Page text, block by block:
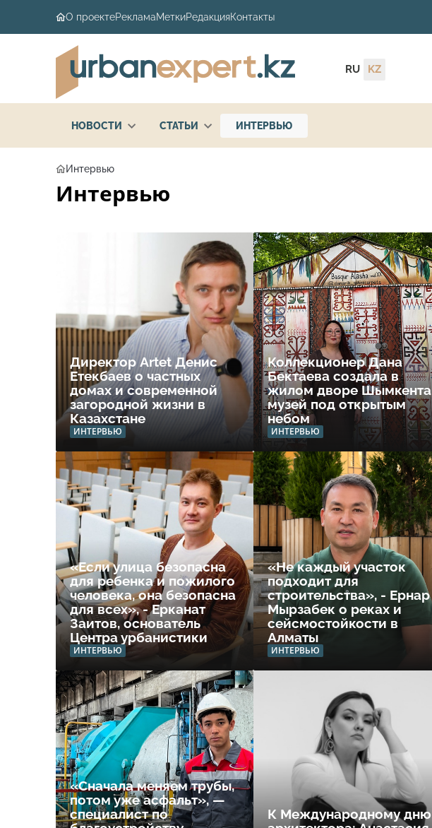
О проектеРекламаМеткиРедакцияКонтакты
RU KZ
НОВОСТИ СТАТЬИ ИНТЕРВЬЮ
Интервью
Интервью
Директор Artet Денис
Етекбаев о частных
домах и современной
загородной жизни в
Казахстане
ИНТЕРВЬЮ
Коллекционер Дана
Бектаева создала в
жилом дворе Шымкента
музей под открытым
небом
ИНТЕРВЬЮ
«Если улица безопасна
для ребенка и пожилого
человека, она безопасна
для всех», - Ерканат
Заитов, основатель
Центра урбанистики
ИНТЕРВЬЮ
«Не каждый участок
подходит для
строительства», - Ернар
Мырзабек о реках и
сейсмостойкости в
Алматы
ИНТЕРВЬЮ
«Сначала меняем трубы,
потом уже асфальт», —
специалист по
К Международному дню